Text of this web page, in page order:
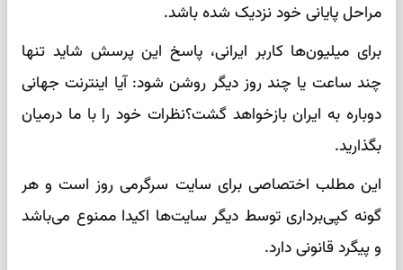
مراحل پایانی خود نزدیک شده باشد.
برای میلیون‌ها کاربر ایرانی، پاسخ این پرسش شاید تنها
چند ساعت یا چند روز دیگر روشن شود: آیا اینترنت جهانی
دوباره به ایران بازخواهد گشت؟نظرات خود را با ما درمیان
بگذارید.
این مطلب اختصاصی برای سایت سرگرمی روز است و هر
گونه کپی‌برداری توسط دیگر سایت‌ها اکیدا ممنوع می‌باشد
و پیگرد قانونی دارد.